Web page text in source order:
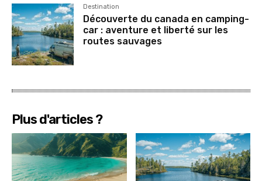
Destination
Découverte du canada en camping-
car : aventure et liberté sur les
routes sauvages
Plus d'articles ?